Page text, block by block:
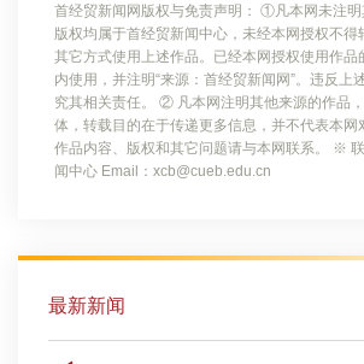
首经贸新闻网版权与免责声明： ①凡本网未注明
版权均属于首经贸新闻中心，未经本网授权不得
其它方式使用上述作品。已经本网授权使用作品
内使用，并注明“来源：首经贸新闻网”。违反上
究其相关责任。 ② 凡本网注明其他来源的作品
体，转载目的在于传递更多信息，并不代表本
作品内容、版权和其它问题请与本网联系。 ※
闻中心 Email：xcb@cueb.edu.cn
最新新闻